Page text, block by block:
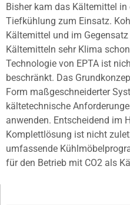
Bisher kam das Kältemittel
Tiefkühlung zum Einsatz.
Kältemittel und im
Kältemitteln sehr Klima
Technologie von EPTA ist
beschränkt. Das
Form maßgeschneiderter
kältetechnische
anwenden. Entscheidend im
Komplettlösung ist nicht
umfassende
für den Betrieb mit CO2 als